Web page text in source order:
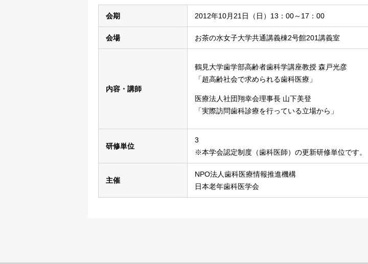
会期 2012年10月21日（日）13：00～17：00
会場 お茶の水女子大学共通講義棟2号館201講義室
内容・講師
鶴見大学歯学部高齢者歯科学講座教授 森戸光彦
「超高齢社会で求められる歯科医療」
医療法人社団翔幸会理事長 山下美登
「実際訪問歯科診療を行っている立場から」
研修単位
3
※本学会認定制度（歯科医師）の更新研修単位です。
主催
NPO法人歯科医療情報推進機構
日本老年歯科医学会